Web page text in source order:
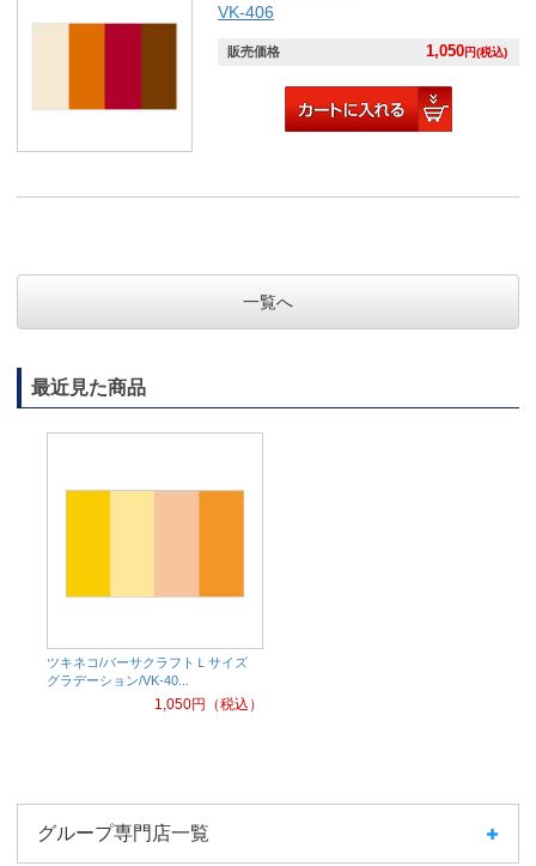
VK-406
販売価格 1,050円(税込)
一覧へ
最近見た商品
ツキネコ/バーサクラフトＬサイズ
グラデーション/VK-40...
1,050円（税込）
グループ専門店一覧